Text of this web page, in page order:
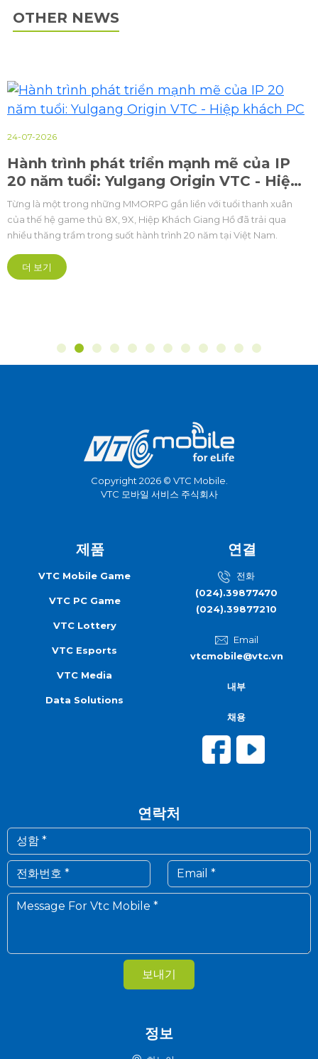
OTHER NEWS
24-07-2026
Hành trình phát triển mạnh mẽ của IP
20 năm tuổi: Yulgang Origin VTC - Hiệp
khách PC
Từng là một trong những MMORPG gắn liền với tuổi thanh xuân
của thế hệ game thủ 8X, 9X, Hiệp Khách Giang Hồ đã trải qua
nhiều thăng trầm trong suốt hành trình 20 năm tại Việt Nam.
더 보기
Copyright 2026 © VTC Mobile.
VTC 모바일 서비스 주식회사
제품
VTC Mobile Game
VTC PC Game
VTC Lottery
VTC Esports
VTC Media
Data Solutions
연결
전화
(024).39877470
(024).39877210
Email
vtcmobile@vtc.vn
내부
채용
연락처
보내기
정보